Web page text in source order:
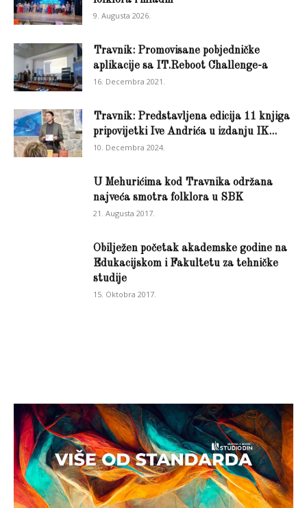
9. Augusta 2026.
Travnik: Promovisane pobjedničke
aplikacije sa IT.Reboot Challenge-a
16. Decembra 2021.
Travnik: Predstavljena edicija 11 knjiga
pripovijetki Ive Andrića u izdanju IK...
10. Decembra 2024.
U Mehurićima kod Travnika održana
najveća smotra folklora u SBK
21. Augusta 2017.
Obilježen početak akademske godine na
Edukacijskom i Fakultetu za tehničke
studije
15. Oktobra 2017.